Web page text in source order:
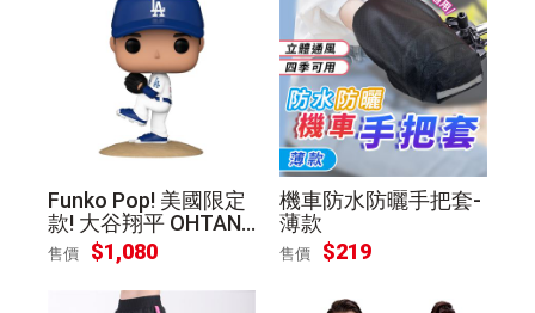
Funko Pop! 美國限定
款! 大谷翔平 OHTANI
道奇白 球衣 投球 公仔
售價 $1,080
機車防水防曬手把套-
薄款
售價 $219